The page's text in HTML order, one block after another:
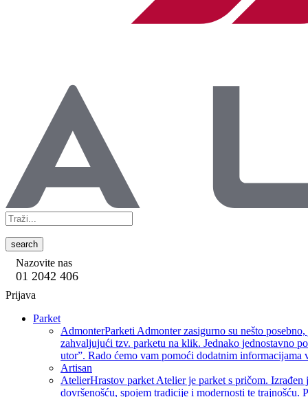
search
Nazovite nas
01 2042 406
Prijava
Parket
AdmonterParketi Admonter zasigurno su nešto
zahvaljujući tzv. parketu na klik. Jednako jednostavno
utor”. Rado ćemo vam pomoći dodatnim informacijama
Artisan
AtelierHrastov parket Atelier je parket s pričom.
dovršenošću, spojem tradicije i modernosti te